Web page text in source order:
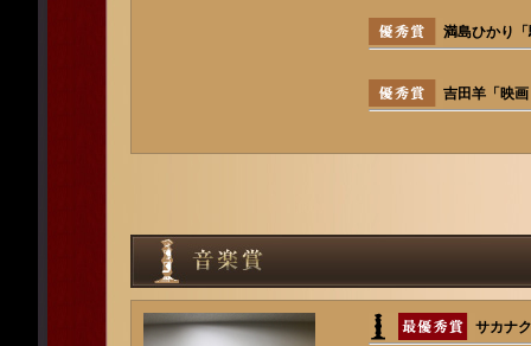
満島ひかり
吉田羊「映
サカナ